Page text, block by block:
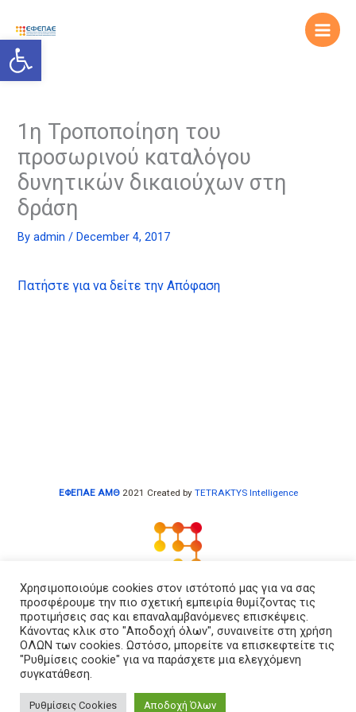
Open toolbar
content
1η Τροποποίηση του
προσωρινού καταλόγου
δυνητικών δικαιούχων στη
δράση
Byadmin/December 4, 2017
Πατήστε για να δείτε την Απόφαση
ΕΦΕΠΑΕ ΑΜΘ 2021 Created by TETRAKTYS Intelligence
Αρχική
Εταιρεία
Πολ. Απορρήτου
Χρησιμοποιούμε cookies στον ιστότοπό μας για να σας
προσφέρουμε την πιο σχετική εμπειρία θυμίζοντας τις
προτιμήσεις σας και επαναλαμβανόμενες επισκέψεις.
Κάνοντας κλικ στο "Αποδοχή όλων", συναινείτε στη χρήση
ΟΛΩΝ των cookies. Ωστόσο, μπορείτε να επισκεφτείτε τις
"Ρυθμίσεις cookie" για να παράσχετε μια ελεγχόμενη
συγκατάθεση.
Ρυθμίσεις Cookies Αποδοχή Όλων